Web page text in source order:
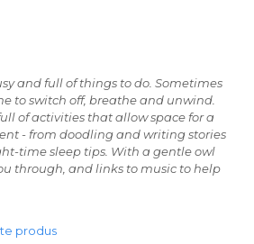
and full of things to do. Sometimes
to switch off, breathe and unwind.
of activities that allow space for a
- from doodling and writing stories
time sleep tips. With a gentle owl
through, and links to music to help
produs